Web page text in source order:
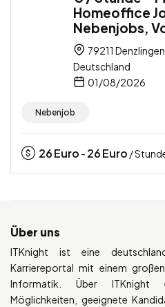
Homeoffice
Nebenjobs,
79211
Deutschland
01/08/2026
Nebenjob
26Euro - 26Euro /
Über uns
ITKnight ist eine
Karriereportal mit einem
Informatik. Über ITKnight
Möglichkeiten, geeignete